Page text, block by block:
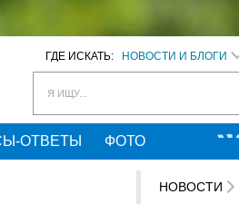
ГДЕ ИСКАТЬ: НОВОСТИ И БЛОГИ
Я ИЩУ...
ОТВЕТЫ ФОТО
НОВОСТИ